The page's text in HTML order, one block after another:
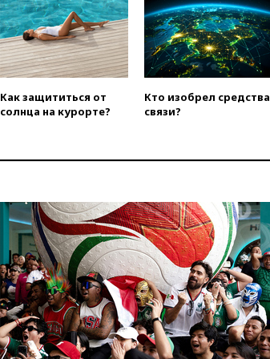
вчера, 19:00Открытое
горение на складе в Брянске
ликвидировано
вчера, 18:55 Минобороны
украинским сухогрузам в
Черном море
стали абсолютными
вчера, 18:39Два человека
погибли в результате удара
ВСУ по многоэтажке в Керчи
вчера, 18:25 Беспилотник
атаковал турецкий сухогруз у
побережья Новороссийска
вчера, 18:18 Товарооборот
Китая и России вырос в этом
году более чем на четверть
Как защититься от
солнца на курорте?
Кто изобрел средства
связи?